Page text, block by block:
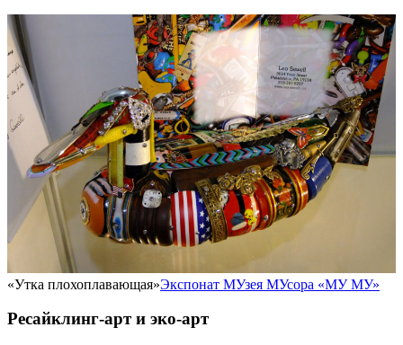
«Утка плохоплавающая»Экспонат МУзея МУсора «МУ МУ»
Ресайклинг-арт и эко-арт